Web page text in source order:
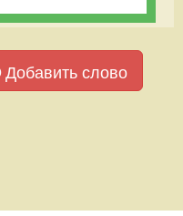
Добавить слово